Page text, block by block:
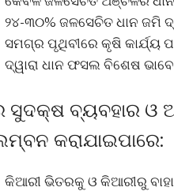
୨୪-୩୦% ଜଳସେଚିତ ଧାନ ଜମି
ସମଗ୍ର ପୃଥିବୀରେ କୃଷି କାର୍ଯ୍ୟ
ଦ୍ୱାରା ଧାନ ଫସଲ ବିଶେଷ
ସୁଦକ୍ଷ ବ୍ୟବହାର ଓ
କରାଯାଇପାରେ:
କିଆରୀ ଭିତରକୁ ଓ କିଆରୀରୁ